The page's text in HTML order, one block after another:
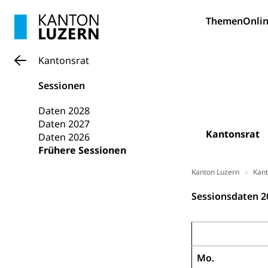
Themen
Kantonsrat
Kantonsrat
Sessionen
Daten 2028
Daten 2027
Daten 2026
Frühere Sessionen
Kanton Luzern
Sessionsdaten
Mo.
Hunde
Bestattung,
Kantonaler
Polizei
Polizei
Versorgung